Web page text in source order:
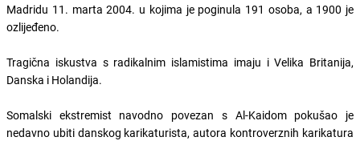
Madridu 11. marta 2004. u kojima je poginula 191 osoba, a 1900 je
ozlijeđeno.
Tragična iskustva s radikalnim islamistima imaju i Velika Britanija,
Danska i Holandija.
Somalski ekstremist navodno povezan s Al-Kaidom pokušao je
nedavno ubiti danskog karikaturista, autora kontroverznih karikatura